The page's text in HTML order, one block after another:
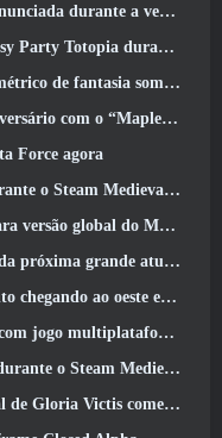
a versão 2.8 Programa Especial
Começa o recrutamento beta
sombria, Brasas dos sem coroa
o “Maple University Event”
Force agora
o Steam Medieval Fest
de ficção científica RF Online Next
de Palia, The Royal Highlands
ao oeste este ano
multiplataforma completo
o Steam Medieval Fest
Victis começa hoje